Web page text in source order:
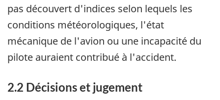
pas découvert d'indices selon lequels les
conditions météorologiques, l'état
mécanique de l'avion ou une incapacité du
pilote auraient contribué à l'accident.
2.2 Décisions et jugement